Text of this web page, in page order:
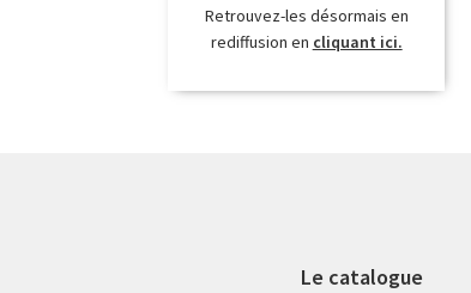
Retrouvez-les désormais en
rediffusion en cliquant ici.
Le catalogue